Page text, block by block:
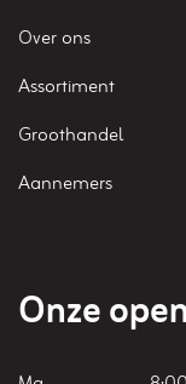
Over ons
Assortiment
Groothandel
Aannemers
Onze